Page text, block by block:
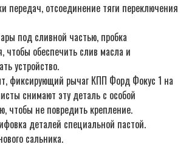
передач, отсоединение тяги переключения
под сливной частью, пробка
чтобы обеспечить слив масла и
устройство.
фиксирующий рычаг КПП Форд Фокус 1 на
снимают эту деталь с особой
чтобы не повредить крепление.
деталей специальной пастой.
сальника.